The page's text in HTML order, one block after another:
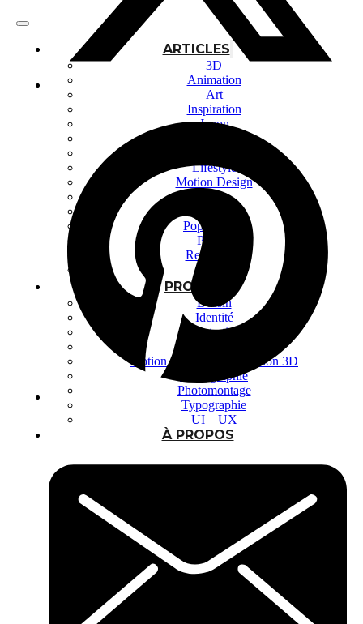
ARTICLES
3D
Animation
Art
Inspiration
Japon
Lifestyle
Motion Design
Outils
Pop Culture
Projets
Ressources
PROJETS
Dessin
Identité
Illustration
Montage vidéo
Motion Design – Conception 3D
Photographie
Photomontage
Typographie
UI – UX
À PROPOS